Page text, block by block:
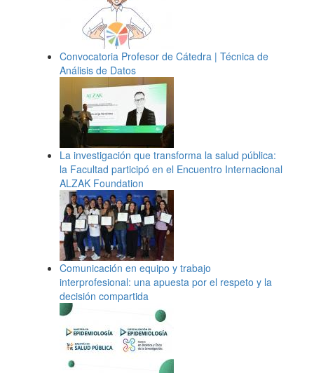
Convocatoria Profesor de Cátedra | Técnica de
Análisis de Datos
La investigación que transforma la salud pública:
la Facultad participó en el Encuentro Internacional
ALZAK Foundation
Comunicación en equipo y trabajo
interprofesional: una apuesta por el respeto y la
decisión compartida